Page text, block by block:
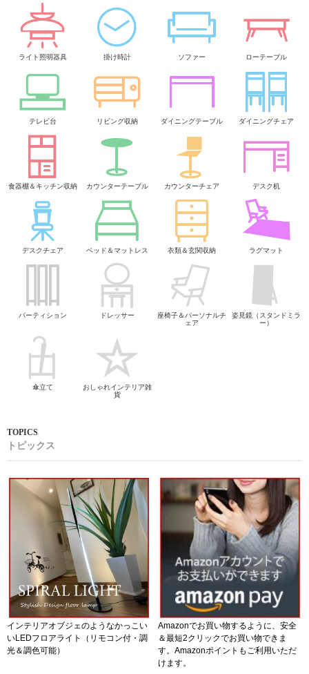
ライト照明器具 掛け時計 ソファー ローテーブル
テレビ台 リビング収納 ダイニングテーブル ダイニングチェア
食器棚＆キッチン収納 カウンターテーブル カウンターチェア デスク机
デスクチェア ベッド＆マットレス 衣類＆玄関収納 ラグマット
パーティション ドレッサー
座椅子＆パーソナルチ
ェア
姿見鏡（スタンドミラ
ー）
傘立て
おしゃれインテリア雑
貨
トピックス
インテリアオブジェのようなかっこい
いLEDフロアライト（リモコン付・調
光＆調色可能）
Amazonでお買い物するように、安全
＆最短2クリックでお買い物できま
す。Amazonポイントもご利用いただ
けます。